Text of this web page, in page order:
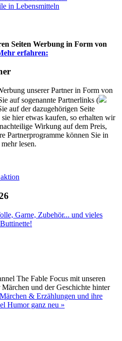
in Lebensmitteln
Seiten Werbung in Form von
erfahren:
unserer Partner in Form von
auf sogenannte Partnerlinks (
auf der dazugehörigen Seite
hier etwas kaufen, so erhalten wir
Wirkung auf dem Preis,
Partnerprogramme können Sie in
mehr lesen.
Garne, Zubehör... und vieles
The Fable Focus mit unseren
und der Geschichte hinter
& Erzählungen und ihre
Humor ganz neu »